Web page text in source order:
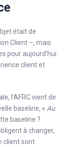
était de
Client –, mais
pour aujourd’hui
client et
l’AFRC vient de
baseline, « Au
baseline ?
à changer,
client sont